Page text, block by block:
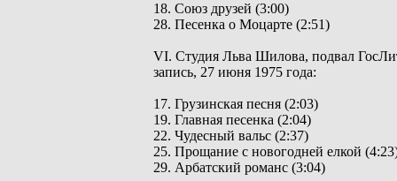
18. Союз друзей (3:00)
28. Песенка о Моцарте (2:51)
VI. Студия Льва Шилова, подвал
запись, 27 июня 1975 года:
17. Грузинская песня (2:03)
19. Главная песенка (2:04)
22. Чудесный вальс (2:37)
25. Прощание с новогодней елкой
29. Арбатский романс (3:04)